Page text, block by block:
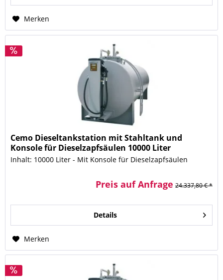
Merken
Cemo Dieseltankstation mit Stahltank und
Konsole für Dieselzapfsäulen 10000 Liter
Inhalt: 10000 Liter - Mit Konsole für Dieselzapfsäulen
Preis auf Anfrage 24.337,80 € *
Details
Merken